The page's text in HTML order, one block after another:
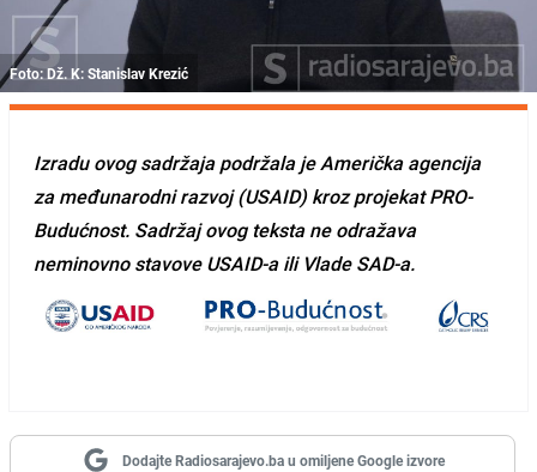
Foto: Dž. K: Stanislav Krezić
Izradu ovog sadržaja podržala je Američka agencija
za međunarodni razvoj (USAID) kroz projekat PRO-
Budućnost. Sadržaj ovog teksta ne odražava
neminovno stavove USAID-a ili Vlade SAD-a.
Dodajte Radiosarajevo.ba u omiljene Google izvore